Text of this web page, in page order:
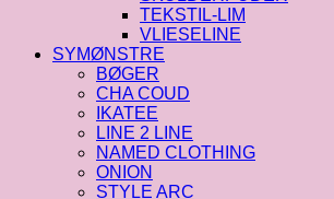
TEKSTIL-LIM
VLIESELINE
SYMØNSTRE
BØGER
CHA COUD
IKATEE
LINE 2 LINE
NAMED CLOTHING
ONION
STYLE ARC